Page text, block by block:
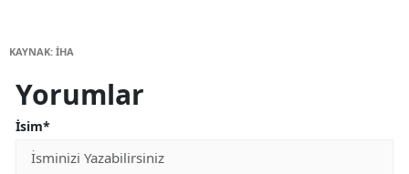
KAYNAK: İHA
Yorumlar
İsim*